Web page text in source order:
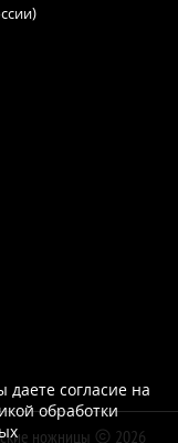
ножницы 2026
согласие на
обработки